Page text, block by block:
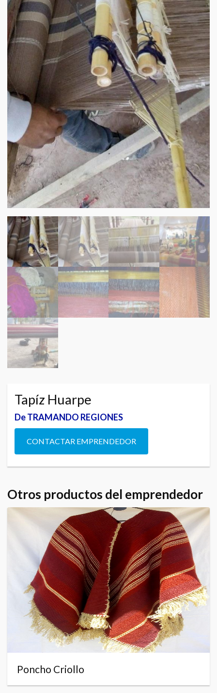
Tapíz Huarpe
De TRAMANDO REGIONES
CONTACTAR EMPRENDEDOR
Otros productos del emprendedor
Poncho Criollo